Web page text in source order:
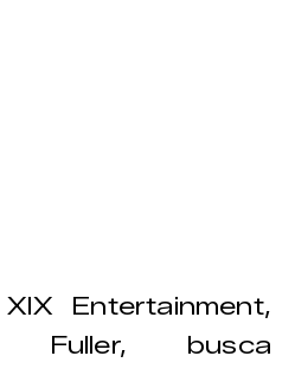
Entertainment,
Fuller, busca